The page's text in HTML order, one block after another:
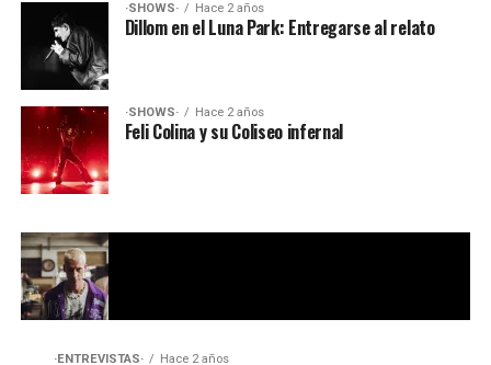
·SHOWS· Hace 2 años
Dillom en el Luna Park: Entregarse al relato
·SHOWS· Hace 2 años
Feli Colina y su Coliseo infernal
·ENTREVISTAS· Hace 2 años